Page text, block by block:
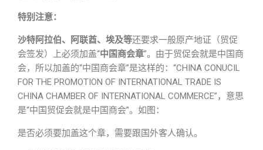
特别注意：
沙特阿拉伯、阿联酋、埃及等还要求一般原产地证（贸促
会签发）上必须加盖“中国商会章”。由于贸促会就是中国商
会，所以加盖的“中国商会章”是这样的：“CHINA CONUCIL
FOR THE PROMOTION OF INTERNATIONAL TRADE IS
CHINA CHAMBER OF INTERNATIONAL COMMERCE”，意思
是“中国贸促会就是中国商会”。如图：
是否必须要加盖这个章，需要跟国外客人确认。